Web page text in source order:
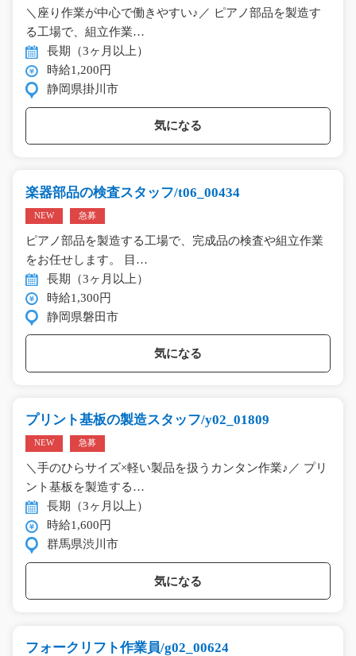
＼座り作業が中心で働きやすい♪／ ピアノ部品を製造す
る工場で、組立作業…
長期（3ヶ月以上）
時給1,200円
静岡県掛川市
気になる
楽器部品の検査スタッフ/t06_00434
NEW 急募
ピアノ部品を製造する工場で、完成品の検査や組立作業
をお任せします。 目…
長期（3ヶ月以上）
時給1,300円
静岡県磐田市
気になる
プリント基板の製造スタッフ/y02_01809
NEW 急募
＼手のひらサイズ×軽い製品を扱うカンタン作業♪／ プリ
ント基板を製造する…
長期（3ヶ月以上）
時給1,600円
群馬県渋川市
気になる
フォークリフト作業員/g02_00624